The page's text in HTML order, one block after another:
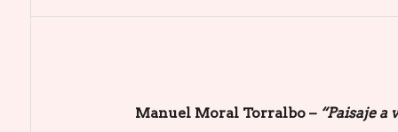
Manuel Moral Torralbo –“Paisaje a